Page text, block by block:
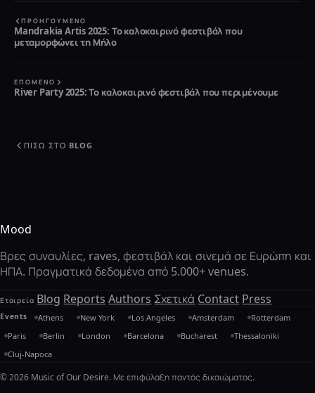
ΠΡΟΗΓΟΎΜΕΝΟ
Mandrakia Artis 2025: Το καλοκαιρινό φεστιβάλ που
μεταμορφώνει τη Μήλο
ΕΠΌΜΕΝΟ
River Party 2025: Το καλοκαιρινό φεστιβάλ που περιμένουμε
ΠΊΣΩ ΣΤΟ BLOG
Mood
Βρες συναυλίες, raves, φεστιβάλ και σινεμά σε Ευρώπη και
ΗΠΑ. Πραγματικά δεδομένα από 5.000+ venues.
Εταιρεία Blog Reports Authors Σχετικά Contact Press
Events Athens New York Los Angeles Amsterdam
Rotterdam
Paris
Berlin London Barcelona Bucharest
Thessaloniki
Cluj-Napoca
© 2026 Music of Our Desire. Με επιφύλαξη παντός δικαιώματος.